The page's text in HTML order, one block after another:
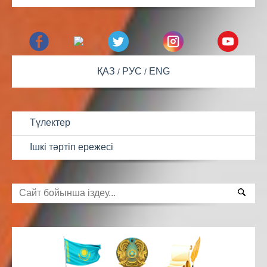
ҚАЗ РУС ENG
Түлектер
Ішкі тәртіп ережесі